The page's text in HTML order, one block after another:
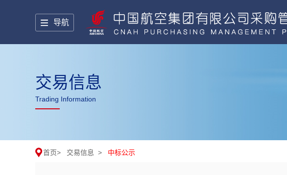
导航
交易信息
Trading Information
首页> 交易信息 > 中标公示